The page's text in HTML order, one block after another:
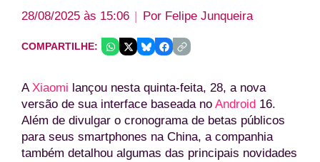
28/08/2025 às 15:06 Por Felipe Junqueira
COMPARTILHE:
AXiaomi lançou nesta quinta-feita, 28, a nova
versão de sua interface baseada no Android 16.
Além de divulgar o cronograma de betas públicos
para seus smartphones na China, a companhia
também detalhou algumas das principais novidades